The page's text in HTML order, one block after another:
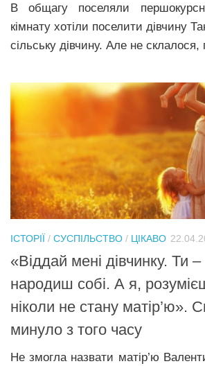
В общагу поселяли
кімнату хотіли поселити дівчину
сільську дівчину. Але не склалося,
ІСТОРІЇ / СУСПІЛЬСТВО / ЦІКАВО
«Віддай мені дівчинку. Ти
наpoдиш собі. А я,
ніколи не стану матір’ю».
минуло з того часу
Не змогла назвати матір’ю